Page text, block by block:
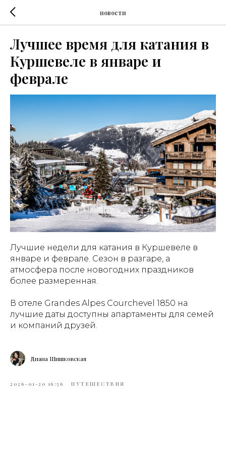
новости
Лучшее время для катания в
Куршевеле в январе и
феврале
Лучшие недели для катания в Куршевеле в
январе и феврале. Сезон в разгаре, а
атмосфера после новогодних праздников
более размеренная.
В отеле Grandes Alpes Courchevel 1850 на
лучшие даты доступны апартаменты для семей
и компаний друзей.
Диана Шишковская
2026-01-20 16:56 ПУТЕШЕСТВИЯ